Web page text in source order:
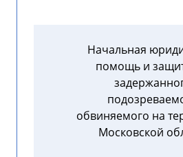
Начальная
помощь и
обвиняемого на
Московской